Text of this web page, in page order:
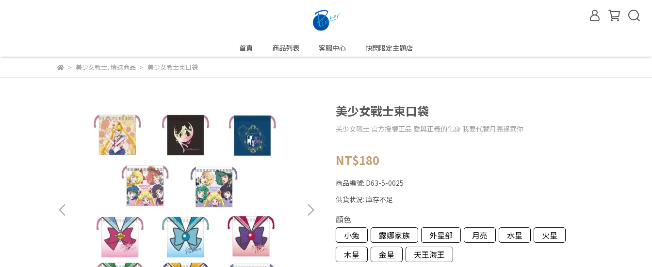
首頁 商品列表 客服中心 快閃限定主題店
美少女戰士, 精選商品 美少女戰士束口袋
美少女戰士束口袋
美少女戰士 官方授權正品 愛與正義的化身 我要代替月亮逞罰你
NT$180
商品編號: D63-5-0025
供貨狀況: 庫存不足
顏色
小兔
露娜家族 外星部 月亮 水星
火星
木星
金星 天王海王